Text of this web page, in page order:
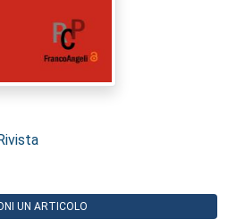
UN ARTICOLO